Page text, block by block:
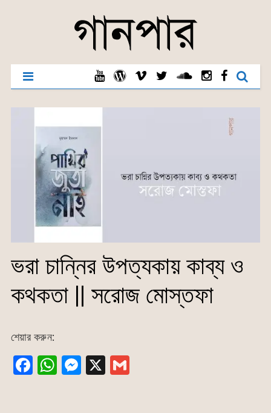
ভরা চান্নির উপত্যকায় কাব্য ও
কথকতা || সরোজ মোস্তফা
শেয়ার করুন:
F W M X G